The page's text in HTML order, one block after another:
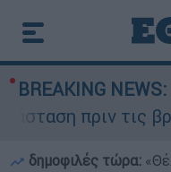
BREAKING NEWS:
πριν τις
δημοφιλές τώρα: